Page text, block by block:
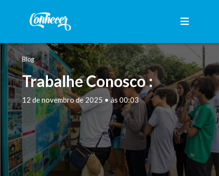
Blog
Trabalhe Conosco :
12 de novembro de 2025 • às 00:03